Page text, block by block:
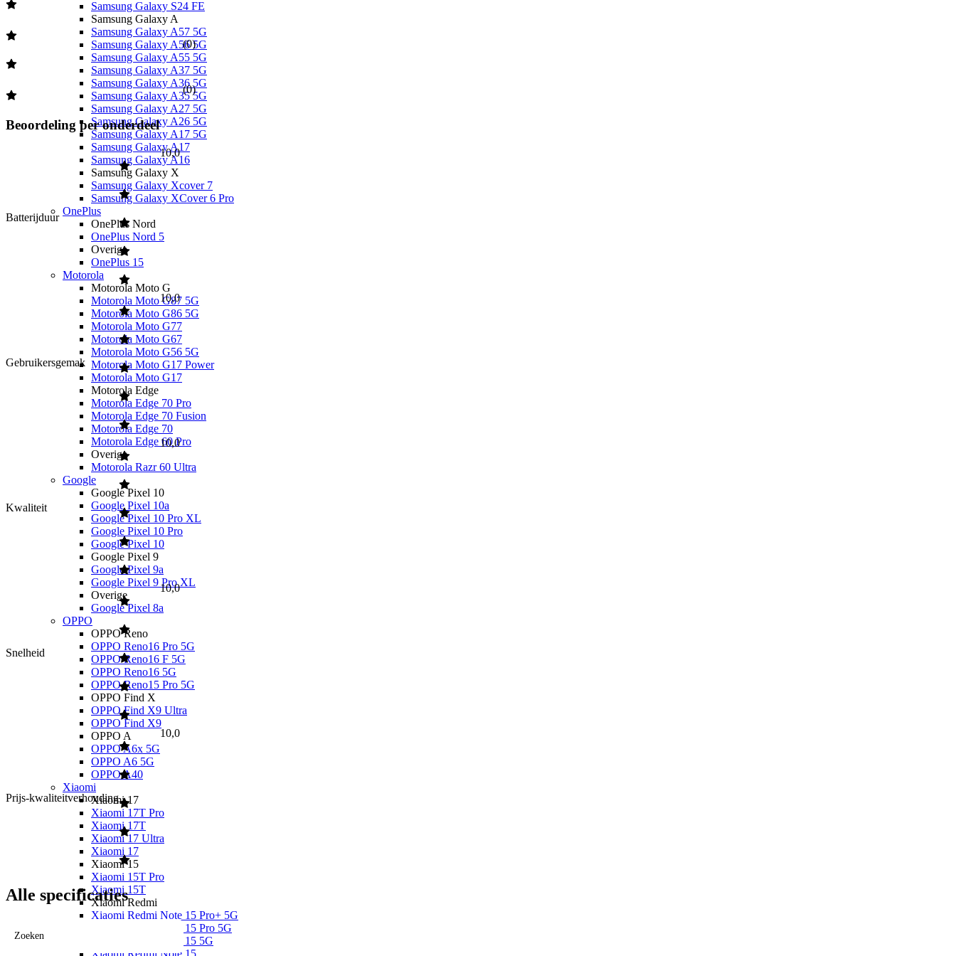
Samsung Galaxy S24 FE
Samsung Galaxy A
Samsung Galaxy A57 5G
Samsung Galaxy A56 5G
Samsung Galaxy A55 5G
Samsung Galaxy A37 5G
Samsung Galaxy A36 5G
Samsung Galaxy A35 5G
Samsung Galaxy A27 5G
Samsung Galaxy A26 5G
Samsung Galaxy A17 5G
Samsung Galaxy A17
Samsung Galaxy A16
Samsung Galaxy X
Samsung Galaxy Xcover 7
Samsung Galaxy XCover 6 Pro
OnePlus
OnePlus Nord
OnePlus Nord 5
Overige
OnePlus 15
Motorola
Motorola Moto G
Motorola Moto G87 5G
Motorola Moto G86 5G
Motorola Moto G77
Motorola Moto G67
Motorola Moto G56 5G
Motorola Moto G17 Power
Motorola Moto G17
Motorola Edge
Motorola Edge 70 Pro
Motorola Edge 70 Fusion
Motorola Edge 70
Motorola Edge 60 Pro
Overige
Motorola Razr 60 Ultra
Google
Google Pixel 10
Google Pixel 10a
Google Pixel 10 Pro XL
Google Pixel 10 Pro
Google Pixel 10
Google Pixel 9
Google Pixel 9a
Google Pixel 9 Pro XL
Overige
Google Pixel 8a
OPPO
OPPO Reno
OPPO Reno16 Pro 5G
OPPO Reno16 F 5G
OPPO Reno16 5G
OPPO Reno15 Pro 5G
OPPO Find X
OPPO Find X9 Ultra
OPPO Find X9
OPPO A
OPPO A6x 5G
OPPO A6 5G
OPPO A40
Xiaomi
Xiaomi 17
Xiaomi 17T Pro
Xiaomi 17T
Xiaomi 17 Ultra
Xiaomi 17
Xiaomi 15
Xiaomi 15T Pro
Xiaomi 15T
Xiaomi Redmi
Xiaomi Redmi Note 15 Pro+ 5G
Xiaomi Redmi Note 15 Pro 5G
Xiaomi Redmi Note 15 5G
Xiaomi Redmi Note 15
(0)
(0)
Beoordeling per onderdeel
Batterijduur
10,0
Gebruikersgemak
10,0
Kwaliteit
10,0
Snelheid
10,0
Prijs-kwaliteitverhouding
10,0
Alle specificaties
Zoeken